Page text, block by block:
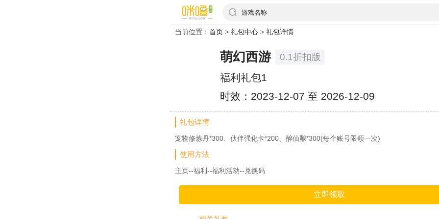
游戏名称
当前位置： 首页 > 礼包中心 > 礼包详情
萌幻西游 0.1折扣版
福利礼包1
时效：2023-12-07 至 2026-12-09
礼包详情
宠物修炼丹*300、伙伴强化卡*200、醉仙酿*300(每个账号限领一次)
使用方法
主页--福利--福利活动--兑换码
立即领取